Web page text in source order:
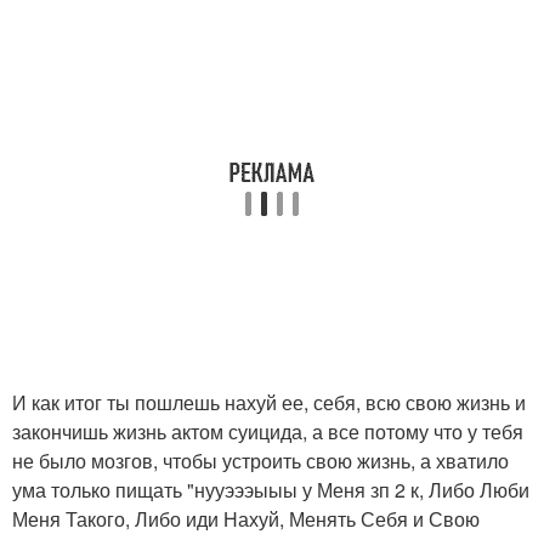
И как итог ты пошлешь нахуй ее, себя, всю свою жизнь и
закончишь жизнь актом суицида, а все потому что у тебя
не было мозгов, чтобы устроить свою жизнь, а хватило
ума только пищать "нууэээыыы у Меня зп 2 к, Либо Люби
Меня Такого, Либо иди Нахуй, Менять Себя и Свою